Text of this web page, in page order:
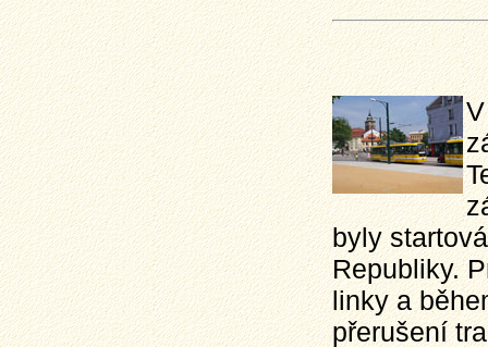
byly
Republiky.
linky a
přerušení